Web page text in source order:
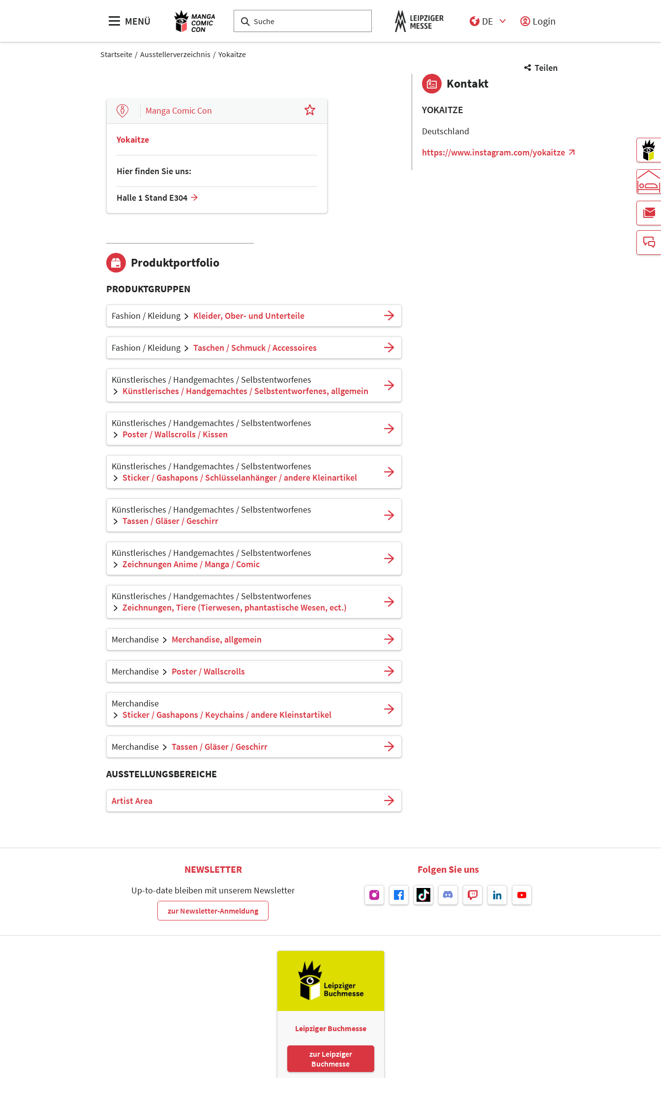
MENÜ
DE
Login
Startseite Ausstellerverzeichnis Yokaitze
Teilen
Manga Comic Con
Yokaitze
Hier finden Sie uns:
Halle 1 Stand E304
Produktportfolio
PRODUKTGRUPPEN
Fashion / Kleidung Kleider, Ober- und Unterteile
Fashion / Kleidung Taschen / Schmuck / Accessoires
Künstlerisches / Handgemachtes / Selbstentworfenes
Künstlerisches / Handgemachtes / Selbstentworfenes, allgemein
Künstlerisches / Handgemachtes / Selbstentworfenes
Poster / Wallscrolls / Kissen
Künstlerisches / Handgemachtes / Selbstentworfenes
Sticker / Gashapons / Schlüsselanhänger / andere Kleinartikel
Künstlerisches / Handgemachtes / Selbstentworfenes
Tassen / Gläser / Geschirr
Künstlerisches / Handgemachtes / Selbstentworfenes
Zeichnungen Anime / Manga / Comic
Künstlerisches / Handgemachtes / Selbstentworfenes
Zeichnungen, Tiere (Tierwesen, phantastische Wesen, ect.)
Merchandise Merchandise, allgemein
Merchandise Poster / Wallscrolls
Merchandise
Sticker / Gashapons / Keychains / andere Kleinstartikel
Merchandise Tassen / Gläser / Geschirr
AUSSTELLUNGSBEREICHE
Artist Area
Kontakt
YOKAITZE
Deutschland
https://www.instagram.com/yokaitze
NEWSLETTER
Up-to-date bleiben mit unserem Newsletter
zur Newsletter-Anmeldung
Folgen Sie uns
Leipziger Buchmesse
zur Leipziger
Buchmesse